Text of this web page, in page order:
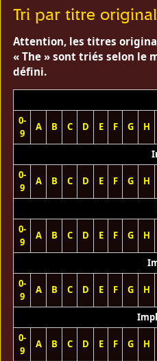
Tri par titre original
Attention, les titres
« The » sont triés selon le
défini.
0-
9
A B C D E F G H
0-
9
A B C D E F G H
0-
9
A B C D E F G H
0-
9
A B C D E F G H
0-
9
A B C D E F G H